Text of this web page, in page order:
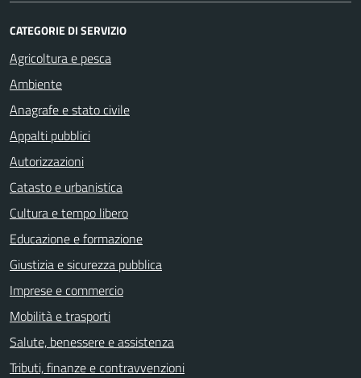
CATEGORIE DI SERVIZIO
Agricoltura e pesca
Ambiente
Anagrafe e stato civile
Appalti pubblici
Autorizzazioni
Catasto e urbanistica
Cultura e tempo libero
Educazione e formazione
Giustizia e sicurezza pubblica
Imprese e commercio
Mobilità e trasporti
Salute, benessere e assistenza
Tributi, finanze e contravvenzioni